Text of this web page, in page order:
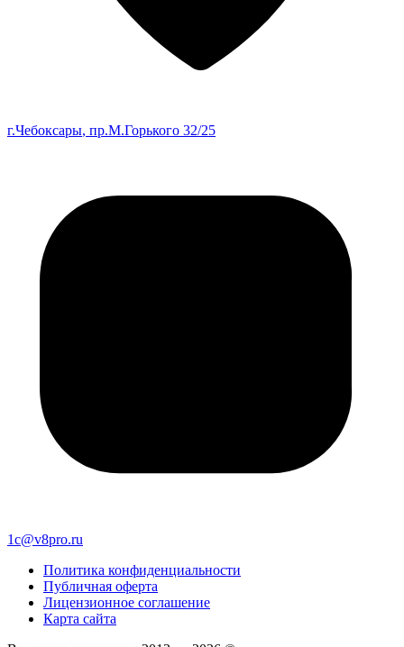
г.Чебоксары, пр.М.Горького 32/25
1c@v8pro.ru
Политика конфиденциальности
Публичная оферта
Лицензионное соглашение
Карта сайта